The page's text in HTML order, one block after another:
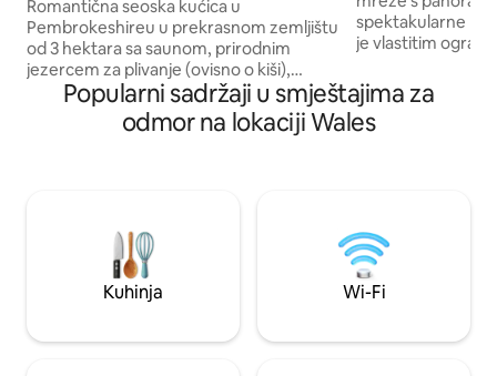
Romantična seoska kućica u
Pembrokeshireu u prekrasnom zemljištu
od 3 hektara sa saunom, prirodnim
jezercem za plivanje (ovisno o kiši),
igraonicom i kajacima. Brdo hoda na
pragu, zapanjujuće plaže i litice u blizini.
Promatrajte zvijezde iz udobnog
kuhinja s aparatom za kavu. Natkriveni
vanjski prostor za sjedenje s ognjištem i
roštiljem. Optički internet, pametni TV
(Netflix itd.). Dva dobro odgojena psa su
spektakularne
je vlastitim
„Oliveduck Hut”
parove ili samce
tvrtku. Idealan
nebu ili
veličanstvenom
(ili se oporavljate
Popularni sadržaji u smještajima za
odmor na lokaciji Wales
Kuhinja Wi-Fi